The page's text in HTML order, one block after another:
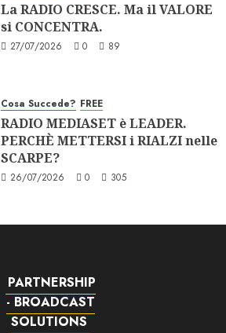
La RADIO CRESCE. Ma il VALORE
si CONCENTRA.
27/07/2026 0 89
Cosa Succede? FREE
RADIO MEDIASET è LEADER.
PERCHÈ METTERSI i RIALZI nelle
SCARPE?
26/07/2026 0 305
PARTNERSHIP
- BROADCAST
SOLUTIONS